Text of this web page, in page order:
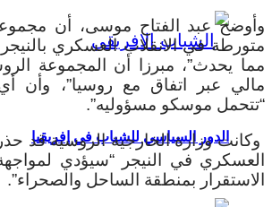
الدور السياسي للشباب في إفريقيا
وأوضح عبد الفتاح موسى، أن
متورطة في الانقلاب العسكري
مما يحدث”، مبرزا أن المجموعة
مالي عبر اتفاق مع روسيا”، وأن
“تتحمل موسكو مسؤوليه”.
وكانت وزارة الخارجية الروسية قد
العسكري في النيجر “سيؤدي
الاستقرار بمنطقة الساحل والصحراء”.